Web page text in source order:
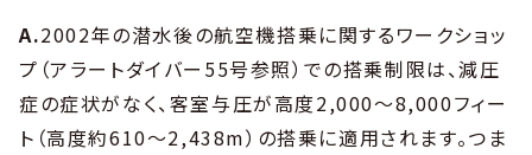
A.2002年の潜水後の航空機搭乗に関するワークショッ
プ（アラートダイバー55号参照）での搭乗制限は、減圧
症の症状がなく、客室与圧が高度2,000〜8,000フィー
ト（高度約610〜2,438m）の搭乗に適用されます。つま